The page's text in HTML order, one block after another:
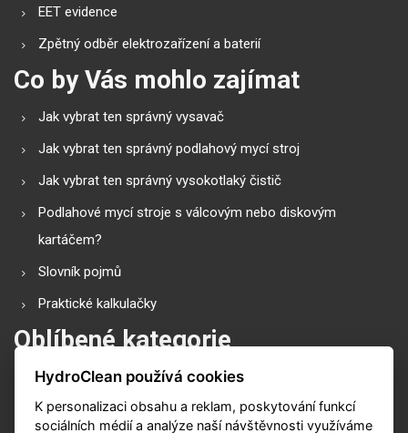
EET evidence
Zpětný odběr elektrozařízení a baterií
Co by Vás mohlo zajímat
Jak vybrat ten správný vysavač
Jak vybrat ten správný podlahový mycí stroj
Jak vybrat ten správný vysokotlaký čistič
Podlahové mycí stroje s válcovým nebo diskovým
kartáčem?
Slovník pojmů
Praktické kalkulačky
Oblíbené kategorie
Průmyslové vysavače
Vysokotlaké čističe
HydroClean používá cookies
K personalizaci obsahu a reklam, poskytování funkcí
sociálních médií a analýze naší návštěvnosti využíváme